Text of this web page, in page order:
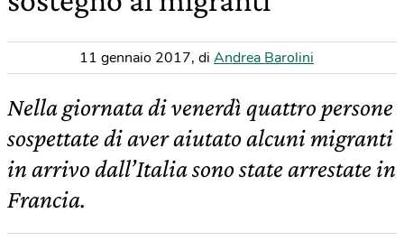
11 gennaio 2017, di Andrea Barolini
Nella giornata di venerdì quattro persone
sospettate di aver aiutato alcuni migranti
in arrivo dall’Italia sono state arrestate in
Francia.